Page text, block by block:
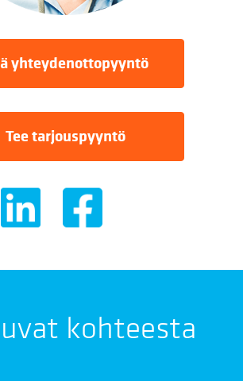
yhteydenottopyyntö
Tee tarjouspyyntö
kohteesta